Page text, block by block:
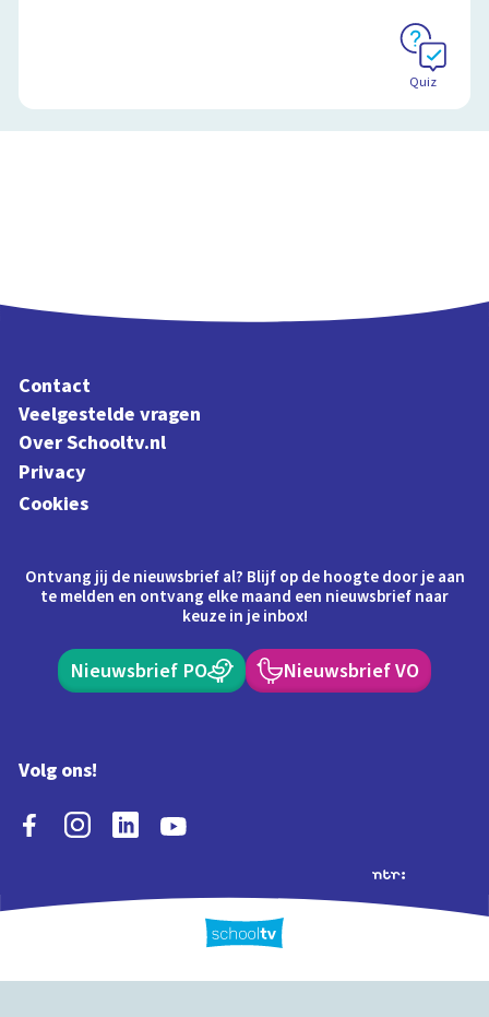
Quiz
Contact
Veelgestelde vragen
Over Schooltv.nl
Privacy
Cookies
Ontvang jij de nieuwsbrief al? Blijf op de hoogte door je aan
te melden en ontvang elke maand een nieuwsbrief naar
keuze in je inbox!
Nieuwsbrief PO Nieuwsbrief VO
Volg ons!